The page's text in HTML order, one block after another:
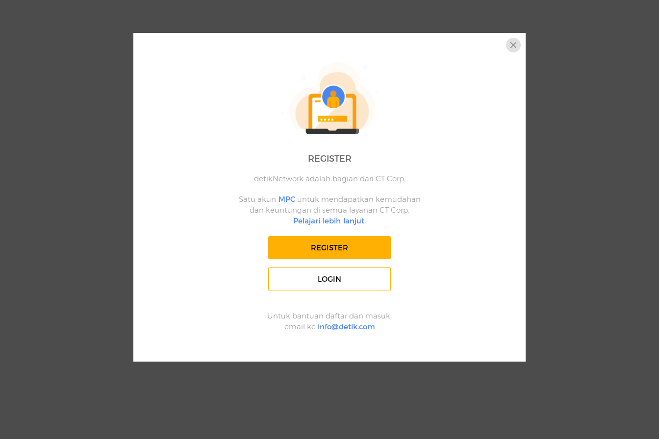
REGISTER
detikNetwork adalah bagian dari CT Corp.
Satu akun MPCuntuk mendapatkan kemudahan
dan keuntungan di semua layanan CT Corp.
Pelajari lebih lanjut.
REGISTER
LOGIN
Untuk bantuan daftar dan masuk,
email ke info@detik.com